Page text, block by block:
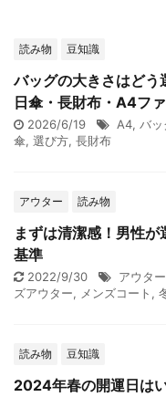
読み物 豆知識
バッグの大きさはどう
日傘・長財布・A4フ
2026/6/19 A4, バッ
傘, 選び方, 長財布
アウター 読み物
まずは清潔感！男性
基準
2022/9/30 アウター
ズアウター, メンズコート ,
読み物 豆知識
2024年春の開運日は